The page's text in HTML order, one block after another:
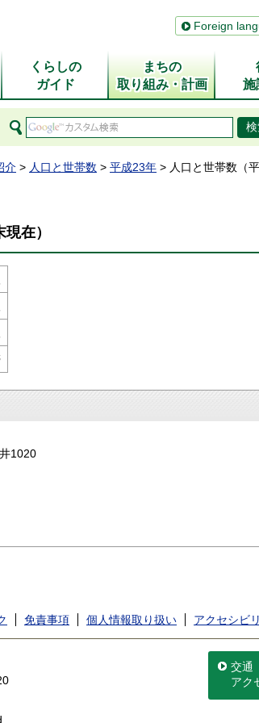
Foreign
くらしの
ガイド
まちの
取り組み・計画
施
介 > 人口と世帯数 > 平成23年 > 人口と世帯数（
在）
1020
免責事項 個人情報取り扱い アクセシビ
交通
アク